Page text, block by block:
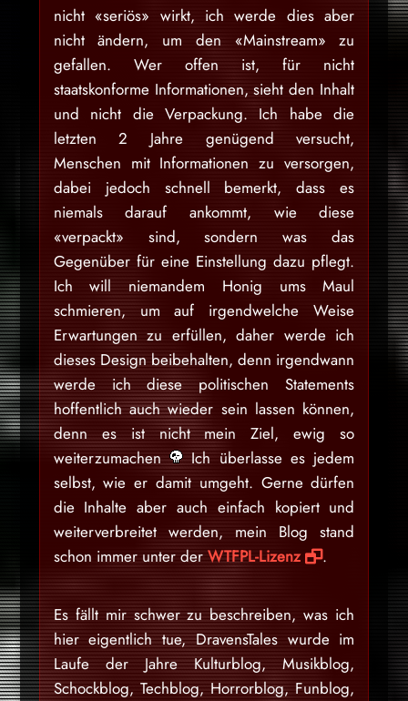
nicht «seriös» wirkt, ich werde dies aber
nicht ändern, um den «Mainstream» zu
gefallen. Wer offen ist, für nicht
staatskonforme Informationen, sieht den Inhalt
und nicht die Verpackung. Ich habe die
letzten 2 Jahre genügend versucht,
Menschen mit Informationen zu versorgen,
dabei jedoch schnell bemerkt, dass es
niemals darauf ankommt, wie diese
«verpackt» sind, sondern was das
Gegenüber für eine Einstellung dazu pflegt.
Ich will niemandem Honig ums Maul
schmieren, um auf irgendwelche Weise
Erwartungen zu erfüllen, daher werde ich
dieses Design beibehalten, denn irgendwann
werde ich diese politischen Statements
hoffentlich auch wieder sein lassen können,
denn es ist nicht mein Ziel, ewig so
weiterzumachen
Ich überlasse es jedem
selbst, wie er damit umgeht. Gerne dürfen
die Inhalte aber auch einfach kopiert und
weiterverbreitet werden, mein Blog stand
schon immer unter der WTFPL-Lizenz .
Es fällt mir schwer zu beschreiben, was ich
hier eigentlich tue, DravensTales wurde im
Laufe der Jahre Kulturblog, Musikblog,
Schockblog, Techblog, Horrorblog, Funblog,